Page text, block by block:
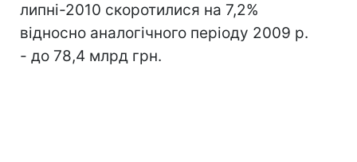
липні-2010 скоротилися на 7,2%
відносно аналогічного періоду 2009 р.
- до 78,4 млрд грн.